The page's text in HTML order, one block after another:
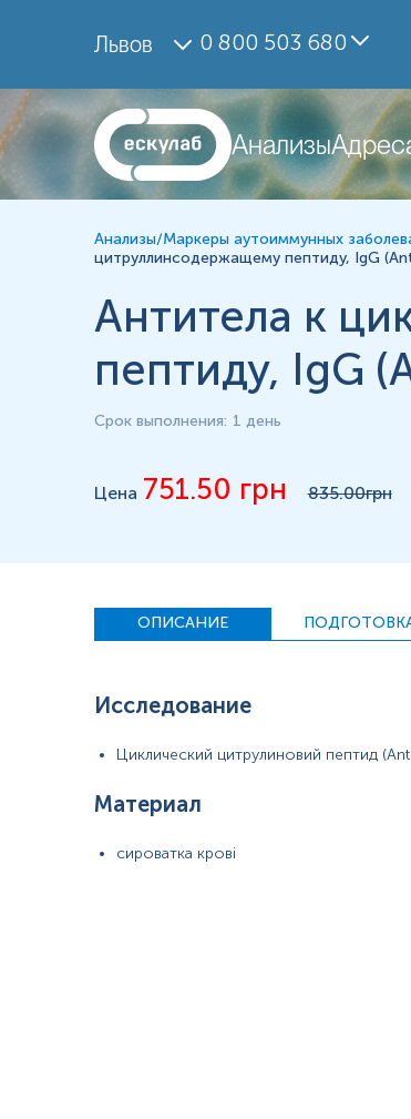
Львов 0 800 503 680
Анализы
Циклический цитрулиновий пептид (Anti-
Материал
сироватка крові
*Единицы измерения, референтные значения и
Анализы/Маркеры аутоиммунных
цитруллинсодержащему пептиду, IgG
Антитела к
пептиду, IgG
Срок выполнения: 1 день
Цена 751.50 грн 835.00грн
ОПИСАНИЕ
Исследование
Циклический цитрулиновий пептид
Материал
сироватка крові